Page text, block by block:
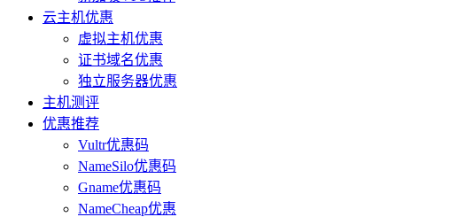
云主机优惠
虚拟主机优惠
证书域名优惠
独立服务器优惠
主机测评
优惠推荐
Vultr优惠码
NameSilo优惠码
Gname优惠码
NameCheap优惠